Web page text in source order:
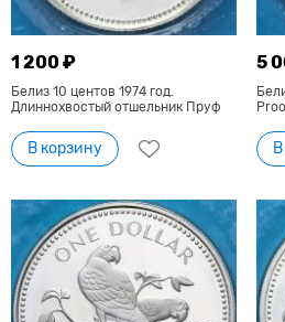
1 200 ₽
Белиз 10 центов 1974 год.
Длиннохвостый отшельник Пруф
В корзину
5